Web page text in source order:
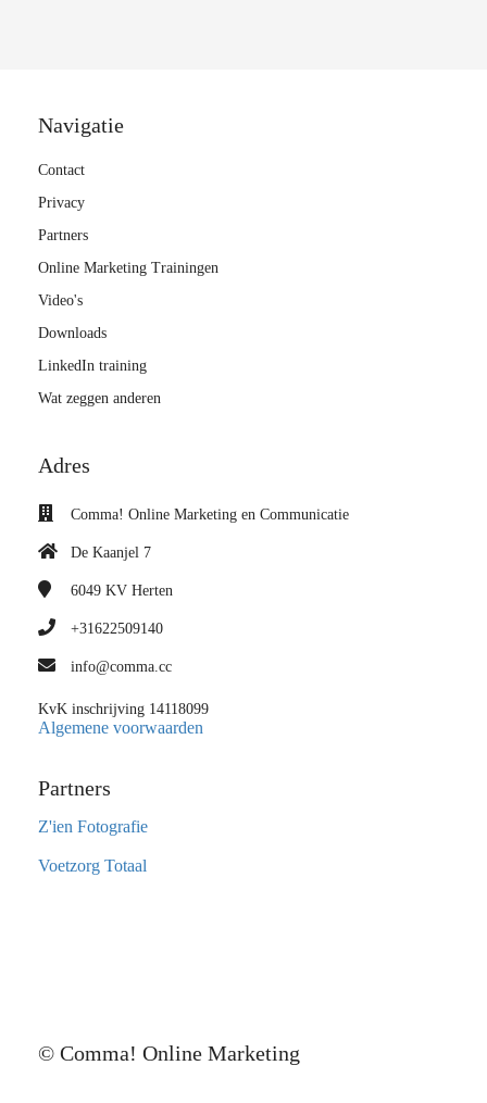
Navigatie
Contact
Privacy
Partners
Online Marketing Trainingen
Video's
Downloads
LinkedIn training
Wat zeggen anderen
Adres
Comma! Online Marketing en Communicatie
De Kaanjel 7
6049 KV Herten
+31622509140
info@comma.cc
KvK inschrijving 14118099
Algemene voorwaarden
Partners
Z'ien Fotografie
Voetzorg Totaal
© Comma! Online Marketing